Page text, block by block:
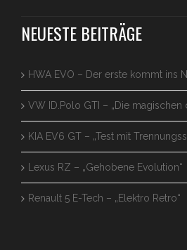
NEUESTE BEITRÄGE
HWA EVO – Der erste kommt ins
VW ID.Polo GTI – „Die magischen
KIA EV6 GT – „Test mit
Lexus RZ – „Gehobene Evolution“
Renault 5 E-Tech – „Elektro Retro“